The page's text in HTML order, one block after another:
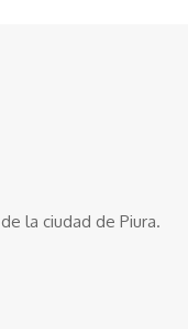
la ciudad de Piura.